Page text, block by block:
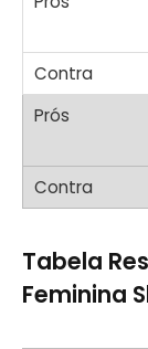
Tabela
Feminina